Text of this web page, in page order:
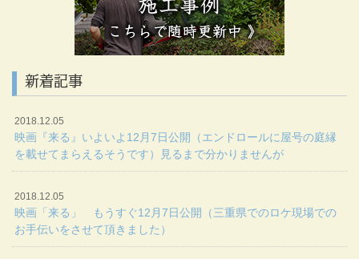
新着記事
2018.12.05
映画『来る』いよいよ12月7日公開（エンドロールに屋号の庭縁
を載せてまらえるそうです）見るまで分かりませんが
2018.12.05
映画「来る」 もうすぐ12月7日公開（三重県でのロケ現場での
お手伝いをさせて頂きました）